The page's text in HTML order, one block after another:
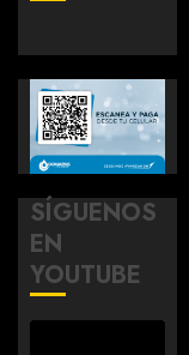
SÍGUENOS
EN
YOUTUBE